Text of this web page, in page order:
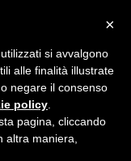
×
si avvalgono
alle finalità illustrate
negare il consenso
policy
pagina, cliccando
altra maniera,